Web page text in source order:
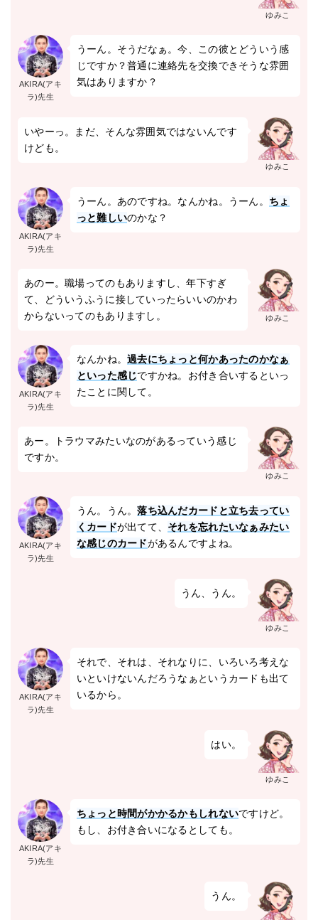
ゆみこ
AKIRA(アキ
ラ)先生
うーん。そうだなぁ。今、この彼とどういう感
じですか？普通に連絡先を交換できそうな雰囲
気はありますか？
ゆみこ
いやーっ。まだ、そんな雰囲気ではないんです
けども。
AKIRA(アキ
ラ)先生
うーん。あのですね。なんかね。うーん。 ちょ
っと難しいのかな？
ゆみこ
あのー。職場ってのもありますし、年下すぎ
て、どういうふうに接していったらいいのかわ
からないってのもありますし。
AKIRA(アキ
ラ)先生
なんかね。過去にちょっと何かあったのかなぁ
といった感じですかね。お付き合いするといっ
たことに関して。
ゆみこ
あー。トラウマみたいなのがあるっていう感じ
ですか。
AKIRA(アキ
ラ)先生
うん。うん。落ち込んだカードと立ち去ってい
くカードが出てて、 それを忘れたいなぁみたい
な感じのカードがあるんですよね。
ゆみこ
うん、うん。
AKIRA(アキ
ラ)先生
それで、それは、それなりに、いろいろ考えな
いといけないんだろうなぁというカードも出て
いるから。
ゆみこ
はい。
AKIRA(アキ
ラ)先生
ちょっと時間がかかるかもしれないですけど。
もし、お付き合いになるとしても。
うん。